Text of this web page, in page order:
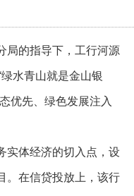
局的指导下，工行河源
水青山就是金山银
优先、绿色发展注入
实体经济的切入点，设
。在信贷投放上，该行